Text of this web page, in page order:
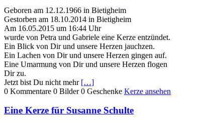
Geboren am 12.12.1966 in Bietigheim
Gestorben am 18.10.2014 in Bietigheim
Am 16.05.2015 um 16:44 Uhr
wurde von Petra und Gabriele eine Kerze entzündet.
Ein Blick von Dir und unsere Herzen jauchzen.
Ein Lachen von Dir und unsere Herzen gingen auf.
Eine Umarmung von Dir und unsere Herzen flogen
Dir zu.
Jetzt bist Du nicht mehr […]
0 Kommentare 0 Bilder 0 Geschenke Kerze ansehen
Eine Kerze für Susanne Schulte